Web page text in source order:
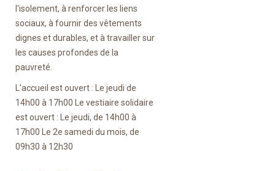
l'isolement, à renforcer les liens
sociaux, à fournir des vêtements
dignes et durables, et à travailler sur
les causes profondes de la
pauvreté.
L'accueil est ouvert : Le jeudi de
14h00 à 17h00 Le vestiaire solidaire
est ouvert : Le jeudi, de 14h00 à
17h00 Le 2e samedi du mois, de
09h30 à 12h30